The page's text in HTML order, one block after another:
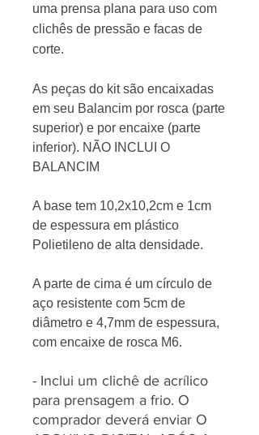
uma prensa plana para uso com
clichês de pressão e facas de
corte.
As peças do kit são encaixadas
em seu Balancim por rosca (parte
superior) e por encaixe (parte
inferior). NÃO INCLUI O
BALANCIM
A base tem 10,2x10,2cm e 1cm
de espessura em plástico
Polietileno de alta densidade.
A parte de cima é um círculo de
aço resistente com 5cm de
diâmetro e 4,7mm de espessura,
com encaixe de rosca M6.
- Inclui um clichê de acrílico
para prensagem a frio. O
comprador deverá enviar O